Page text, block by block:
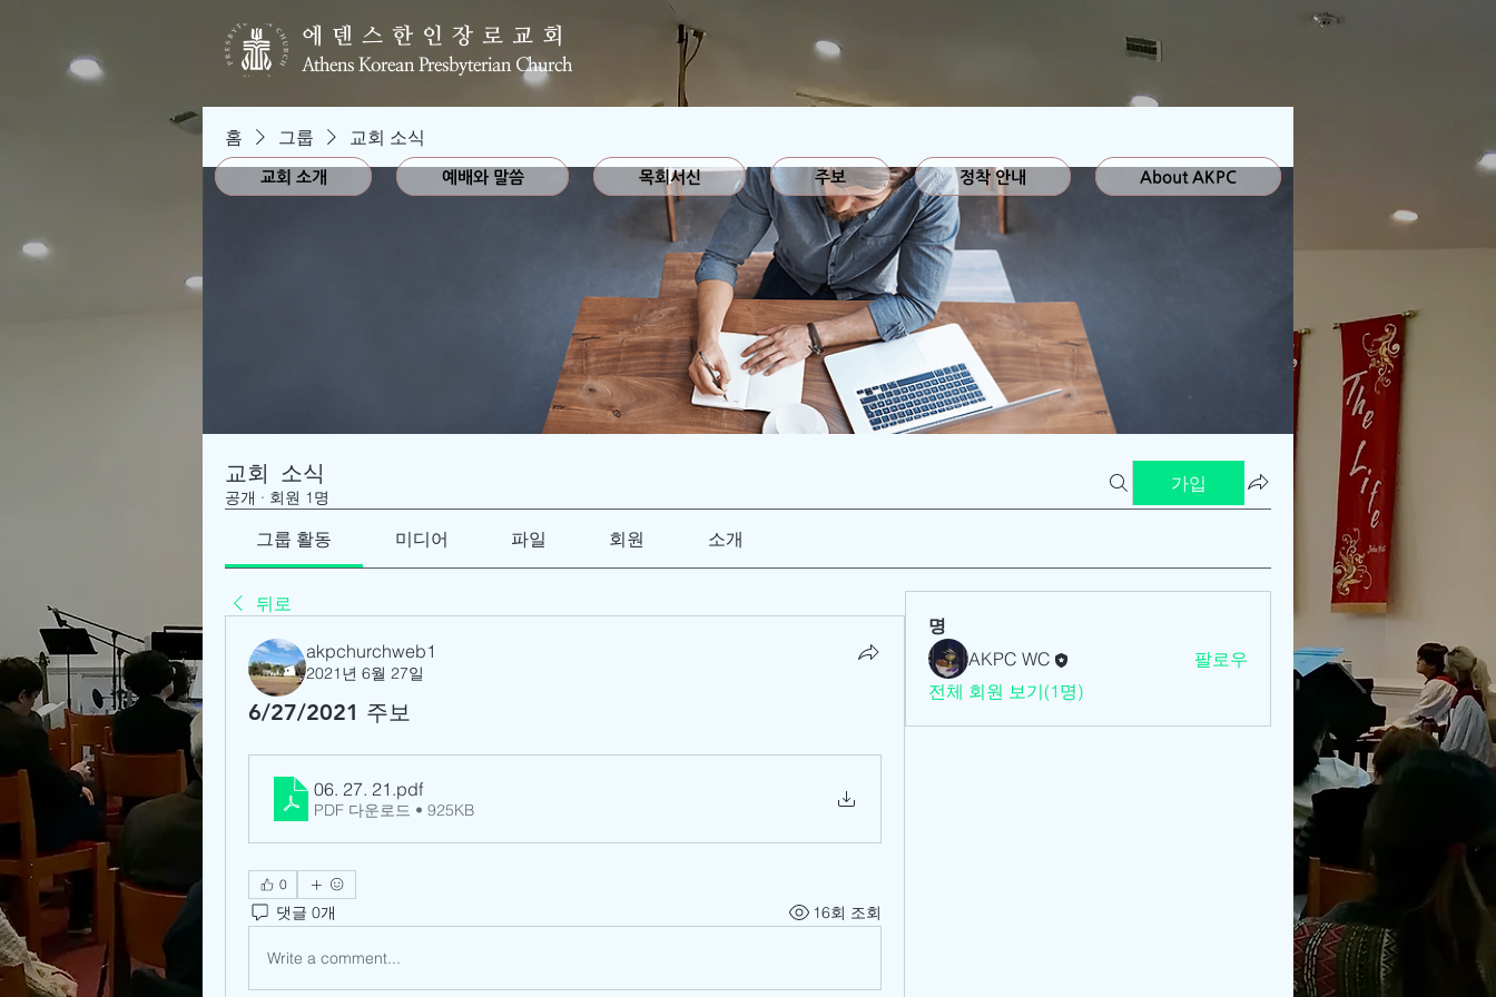
에덴스한인장로교회
Athens Korean Presbyterian Church
홈 그룹 교회 소식
교회 소식
공개 · 회원 1명
가입
그룹 활동 미디어 파일 회원 소개
뒤로
akpchurchweb1
2021년 6월 27일
6/27/2021 주보
06. 27. 21 .pdf
PDF 다운로드 • 925KB
0
댓글 0개 16회 조회
Write a comment...
명
AKPC WC
팔로우
전체 회원 보기(1명)
교회 소개 예배와 말씀 목회서신 주보 정착 안내 About AKPC